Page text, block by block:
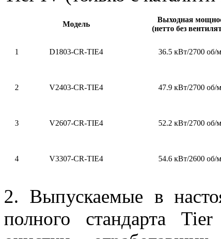
Модель
Выходная
(нетто без
1 D1803-CR-TIE4 36.5 кВт/2700 об/
2 V2403-CR-TIE4 47.9 кВт/2700 об/
3 V2607-CR-TIE4 52.2 кВт/2700 об/
4 V3307-CR-TIE4 54.6 кВт/2600 об/
2. Выпускаемые в
полного стандарта